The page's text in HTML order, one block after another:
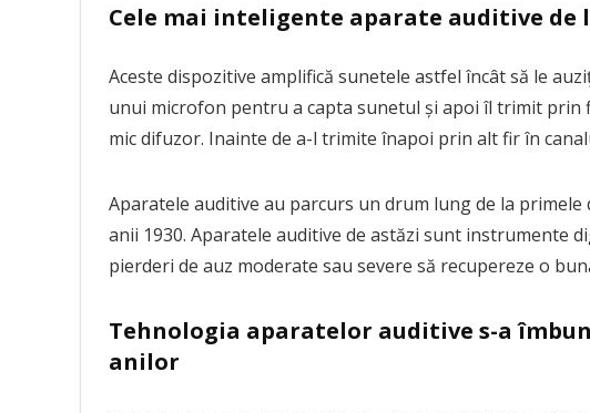
Cele mai inteligente aparate auditive de
Aceste dispozitive amplifică sunetele astfel încât să le
unui microfon pentru a capta sunetul și apoi îl trimit prin
mic difuzor. Inainte de a-l trimite înapoi prin alt fir în
Aparatele auditive au parcurs un drum lung de la
anii 1930. Aparatele auditive de astăzi sunt instrumente
pierderi de auz moderate sau severe să recupereze o
Tehnologia aparatelor auditive s-a
anilor